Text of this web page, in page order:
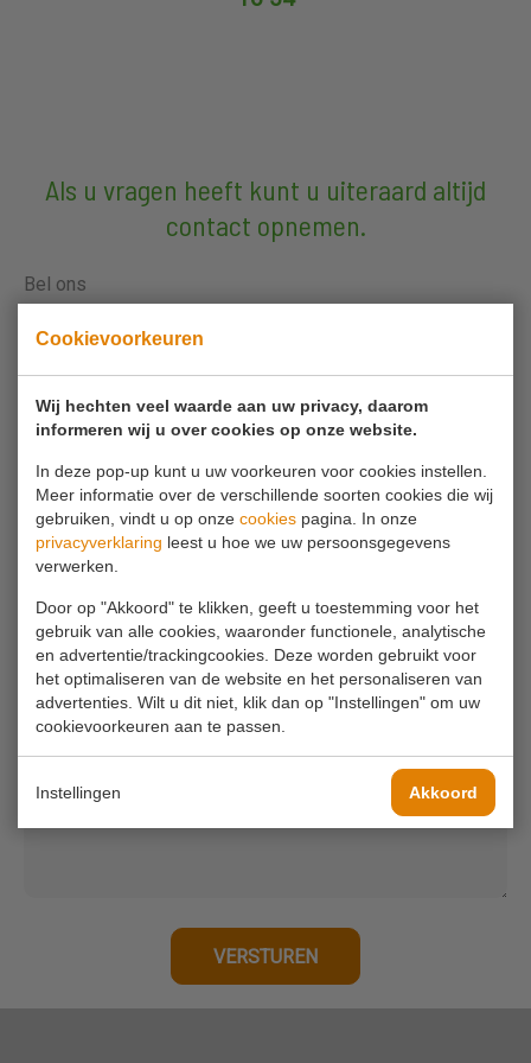
Cookievoorkeuren
Wij hechten veel waarde aan uw privacy, daarom
informeren wij u over cookies op onze website.
In deze pop-up kunt u uw voorkeuren voor cookies instellen.
Meer informatie over de verschillende soorten cookies die wij
gebruiken, vindt u op onze cookies pagina. In onze
privacyverklaring leest u hoe we uw persoonsgegevens
verwerken.
Door op "Akkoord" te klikken, geeft u toestemming voor het
gebruik van alle cookies, waaronder functionele, analytische
en advertentie/trackingcookies. Deze worden gebruikt voor
het optimaliseren van de website en het personaliseren van
advertenties. Wilt u dit niet, klik dan op "Instellingen" om uw
cookievoorkeuren aan te passen.
Instellingen Akkoord
Als u vragen heeft kunt u uiteraard altijd
contact opnemen.
Bel ons
info@koornmolen.nl
Uw naam*
Uw telefoonnummer
Uw bericht*